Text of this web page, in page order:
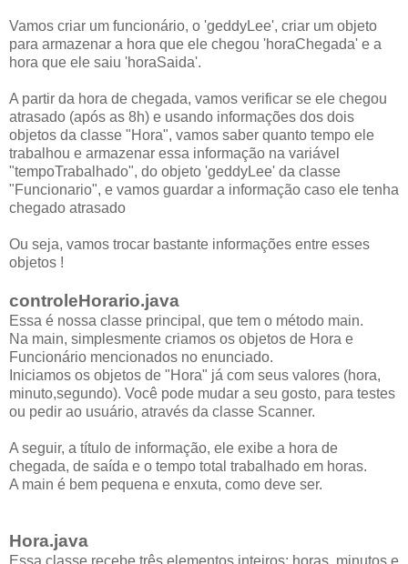
Vamos criar um funcionário, o 'geddyLee', criar um objeto
para armazenar a hora que ele chegou 'horaChegada' e a
hora que ele saiu 'horaSaida'.
A partir da hora de chegada, vamos verificar se ele chegou
atrasado (após as 8h) e usando informações dos dois
objetos da classe "Hora", vamos saber quanto tempo ele
trabalhou e armazenar essa informação na variável
"tempoTrabalhado", do objeto 'geddyLee' da classe
"Funcionario", e vamos guardar a informação caso ele tenha
chegado atrasado
Ou seja, vamos trocar bastante informações entre esses
objetos !
controleHorario.java
Essa é nossa classe principal, que tem o método main.
Na main, simplesmente criamos os objetos de Hora e
Funcionário mencionados no enunciado.
Iniciamos os objetos de "Hora" já com seus valores (hora,
minuto,segundo). Você pode mudar a seu gosto, para testes
ou pedir ao usuário, através da classe Scanner.
A seguir, a título de informação, ele exibe a hora de
chegada, de saída e o tempo total trabalhado em horas.
A main é bem pequena e enxuta, como deve ser.
Hora.java
Essa classe recebe três elementos inteiros: horas, minutos e